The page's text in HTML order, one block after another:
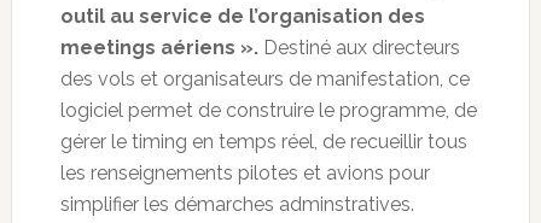
outil au service de l’organisation des
meetings aériens ».Destiné aux directeurs
des vols et organisateurs de manifestation, ce
logiciel permet de construire le programme, de
gérer le timing en temps réel, de recueillir tous
les renseignements pilotes et avions pour
simplifier les démarches adminstratives.